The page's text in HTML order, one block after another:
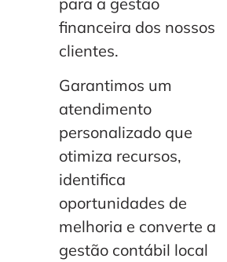
financeira dos nossos
clientes.
Garantimos um
atendimento
personalizado que
otimiza recursos,
identifica
oportunidades de
melhoria e converte a
gestão contábil local